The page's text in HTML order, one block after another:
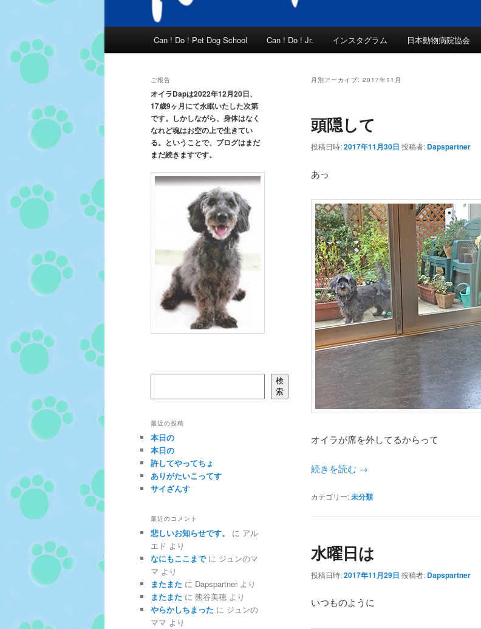
Can ! Do ! Pet Dog School Can ! Do ! Jr. インスタグラム 日本動物病院協会
月別アーカイブ: 2017年11月
頭隠して
投稿日時:2017年11月30日 投稿者: Dapspartner
あっ
オイラが席を外してるからって
続きを読む →
カテゴリー:未分類
水曜日は
投稿日時:2017年11月29日 投稿者: Dapspartner
いつものように
ご報告
オイラDapは2022年12月20日、
17歳9ヶ月にて永眠いたした次第
です。しかしながら、身体はなく
なれど魂はお空の上で生きてい
る。ということで、ブログはまだ
まだ続きますです。
検
索
最近の投稿
本日の
本日の
許してやってちょ
ありがたいこってす
サイざんす
最近のコメント
悲しいお知らせです。 に アル
エド より
なにもここまでに ジュンのマ
マ より
またまた に Dapspartner より
またまた に 熊谷美穂 より
やらかしちまった に ジュンの
ママ より